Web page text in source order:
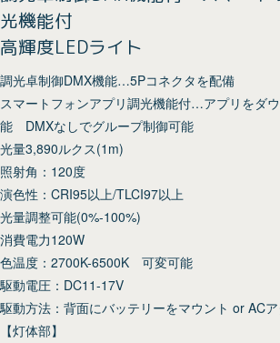
光機能付
高輝度LEDライト
調光卓制御DMX機能…5Pコネクタを配備
スマートフォンアプリ調光機能付…アプリをダ
能 DMXなしでグループ制御可能
光量3,890ルクス(1m)
照射角：120度
演色性：CRI95以上/TLCI97以上
光量調整可能(0%-100%)
消費電力120W
色温度：2700K-6500K 可変可能
駆動電圧：DC11-17V
駆動方法：背面にバッテリーをマウント or AC
【灯体部】